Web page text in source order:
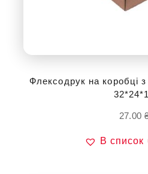
Флексодрук на коробці
27.00
В список